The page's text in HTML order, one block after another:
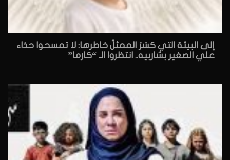
إلى البيئة التي كسَرَ الممثلُ خاطرها: لا تمسحوا حذاء
علي الصغير بشاربيه.. انتظروا الـ “كارما”